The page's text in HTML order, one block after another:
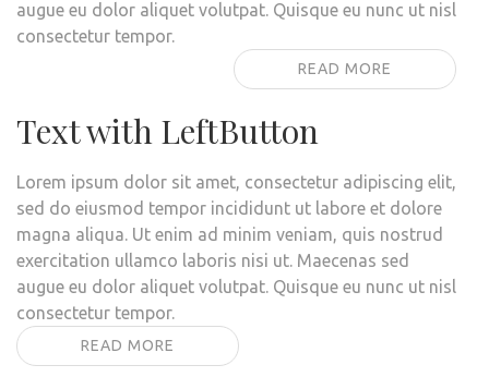
augue eu dolor aliquet volutpat. Quisque eu nunc ut nisl
consectetur tempor.
READ MORE
Text with LeftButton
Lorem ipsum dolor sit amet, consectetur adipiscing elit,
sed do eiusmod tempor incididunt ut labore et dolore
magna aliqua. Ut enim ad minim veniam, quis nostrud
exercitation ullamco laboris nisi ut. Maecenas sed
augue eu dolor aliquet volutpat. Quisque eu nunc ut nisl
consectetur tempor.
READ MORE